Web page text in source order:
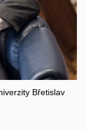
Břetislav